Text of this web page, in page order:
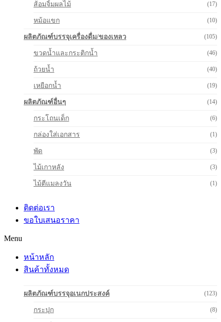
ส้อมจิ้มผลไม้ (17)
หม้อแขก (10)
ผลิตภัณฑ์บรรจุเครื่องดื่ม/ของเหลว (105)
ขวดน้ำและกระติกน้ำ (46)
ถ้วยน้ำ (40)
เหยือกน้ำ (19)
ผลิตภัณฑ์อื่นๆ (14)
กระโถนเด็ก (6)
กล่องใส่เอกสาร (1)
พัด (3)
ไม้เกาหลัง (3)
ไม้ตีแมลงวัน (1)
ติดต่อเรา
ขอใบเสนอราคา
Menu
หน้าหลัก
สินค้าทั้งหมด
ผลิตภัณฑ์บรรจุอเนกประสงค์ (123)
กระปุก (8)